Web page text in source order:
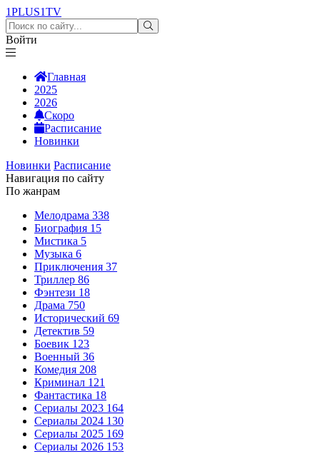
1PLUS1TV
Войти
Главная
2025
2026
Скоро
Расписание
Новинки
Новинки Расписание
Навигация по сайту
По жанрам
Мелодрама 338
Биография 15
Мистика 5
Музыка 6
Приключения 37
Триллер 86
Фэнтези 18
Драма 750
Исторический 69
Детектив 59
Боевик 123
Военный 36
Комедия 208
Криминал 121
Фантастика 18
Сериалы 2023 164
Сериалы 2024 130
Сериалы 2025 169
Сериалы 2026 153